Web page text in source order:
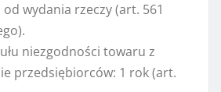
od wydania rzeczy (art. 561
niezgodności towaru z
przedsiębiorców: 1 rok (art.